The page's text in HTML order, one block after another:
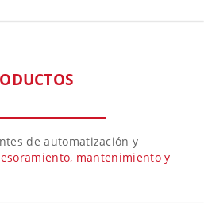
de automatización y
mantenimiento y